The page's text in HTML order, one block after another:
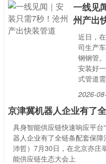
一线见
州产出
近日，
司生产
钢钢管
安装好
式管道
2026-
京津冀机器人企业有了
具身智能供应链快速响应平台
器人企业有了全链条配套保
沛哲）7月30日，在北京亦庄
能供应链生态大会上